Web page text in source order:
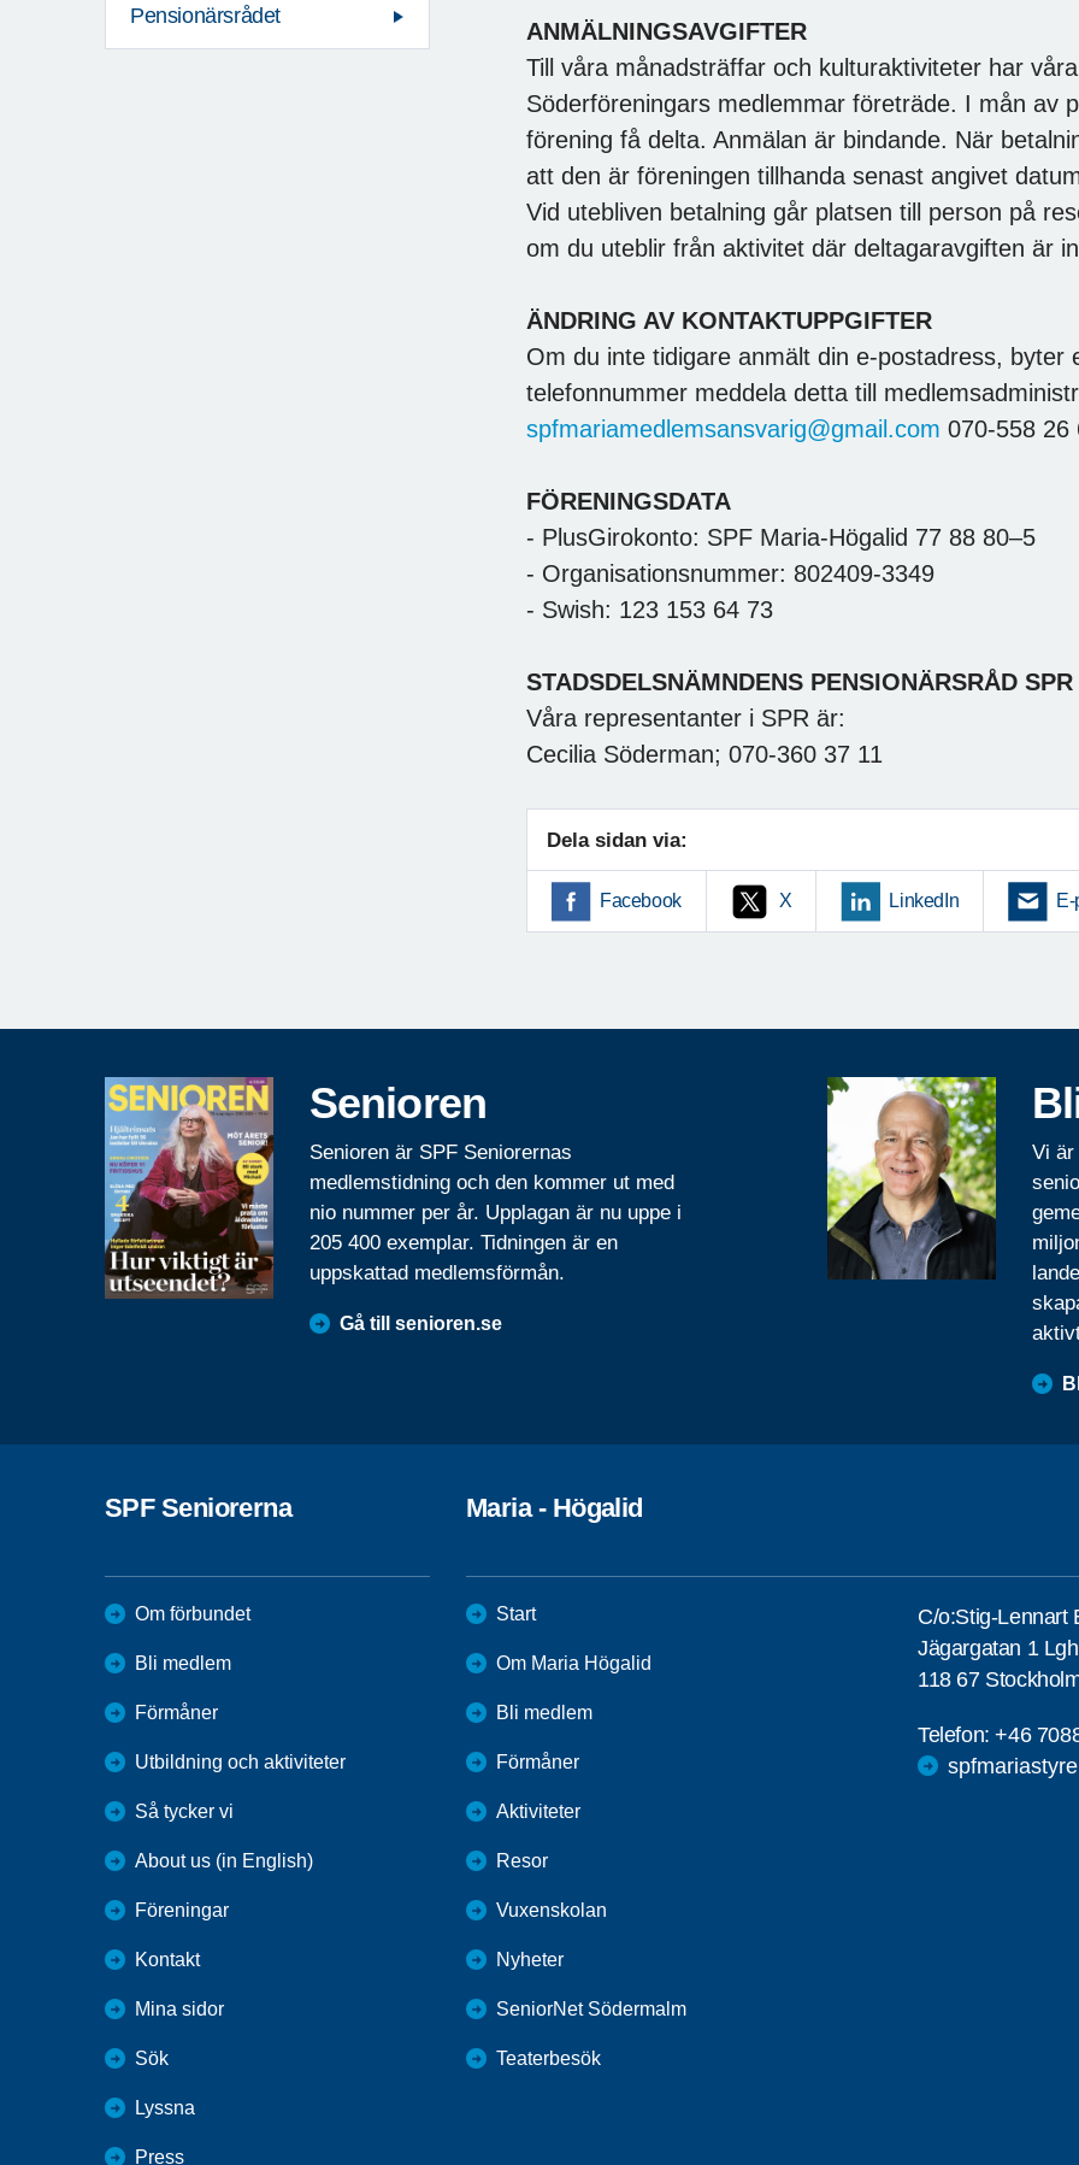
Pensionärsrådet
ANMÄLNINGSAVGIFTER
Till våra månadsträffar och kulturaktiviteter har
Söderföreningars medlemmar företräde. I mån av
förening få delta. Anmälan är bindande. När
att den är föreningen tillhanda senast angivet
Vid utebliven betalning går platsen till person på
om du uteblir från aktivitet där deltagaravgiften är
ÄNDRING AV KONTAKTUPPGIFTER
Om du inte tidigare anmält din e-postadress, byter
telefonnummer meddela detta till
spfmariamedlemsansvarig@gmail.com 070-558 26
FÖRENINGSDATA
- PlusGirokonto: SPF Maria-Högalid 77 88 80–5
- Organisationsnummer: 802409-3349
- Swish: 123 153 64 73
STADSDELSNÄMNDENS PENSIONÄRSRÅD SPR
Våra representanter i SPR är:
Cecilia Söderman; 070-360 37 11
Dela sidan via:
Facebook X LinkedIn
Senioren
Senioren är SPF Seniorernas
medlemstidning och den kommer ut med
nio nummer per år. Upplagan är nu uppe i
205 400 exemplar. Tidningen är en
uppskattad medlemsförmån.
Gå till senioren.se
Vi är
SPF Seniorerna
Om förbundet
Bli medlem
Förmåner
Utbildning och aktiviteter
Så tycker vi
About us (in English)
Föreningar
Kontakt
Mina sidor
Sök
Lyssna
Press
Maria - Högalid
Start
Om Maria Högalid
Bli medlem
Förmåner
Aktiviteter
Resor
Vuxenskolan
Nyheter
SeniorNet Södermalm
Teaterbesök
C/o:Stig-Lennart
Jägargatan 1
118 67
Telefon:+46